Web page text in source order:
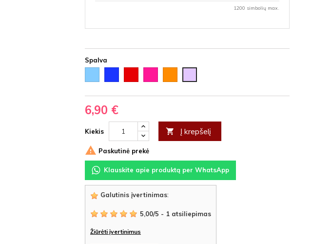
1200 simbolių max.
Spalva
melsva
violetinė
6,90 €
Kiekis  Į krepšelį
 Paskutinė prekė
Klauskite apie produktą per WhatsApp
Galutinis įvertinimas:
5,00/5 - 1 atsiliepimas
Žiūrėti įvertinimus